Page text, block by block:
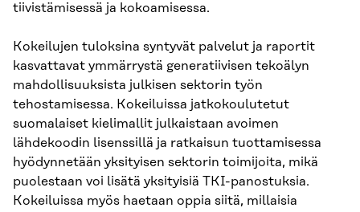
tiivistämisessä ja kokoamisessa.
Kokeilujen tuloksina syntyvät palvelut ja raportit
kasvattavat ymmärrystä generatiivisen tekoälyn
mahdollisuuksista julkisen sektorin työn
tehostamisessa. Kokeiluissa jatkokoulutetut
suomalaiset kielimallit julkaistaan avoimen
lähdekoodin lisenssillä ja ratkaisun tuottamisessa
hyödynnetään yksityisen sektorin toimijoita, mikä
puolestaan voi lisätä yksityisiä TKI-panostuksia.
Kokeiluissa myös haetaan oppia siitä, millaisia